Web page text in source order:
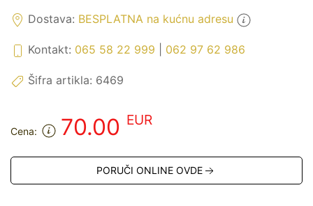
Dostava: BESPLATNA na kućnu adresu
Kontakt: 065 58 22 999 062 97 62 986
Šifra artikla: 6469
Cena: 70.00 EUR
PORUČI ONLINE OVDE